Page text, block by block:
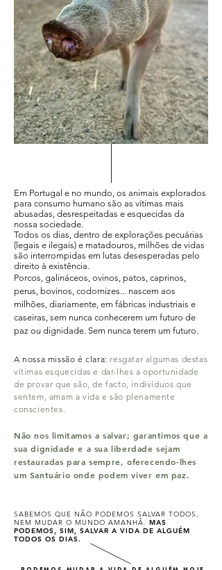
Em Portugal e no mundo, os animais explorados
para consumo humano são as vítimas mais
abusadas, desrespeitadas e esquecidas da
nossa sociedade.
Todos os dias, dentro de explorações pecuárias
(legais e ilegais) e matadouros, milhões de vidas
são interrompidas em lutas desesperadas pelo
direito à existência.
Porcos, galináceos, ovinos, patos, caprinos,
perus, bovinos, codornizes... nascem aos
milhões, diariamente, em fábricas industriais e
caseiras, sem nunca conhecerem um futuro de
paz ou dignidade. Sem nunca terem um futuro.
A nossa missão é clara: resgatar algumas destas
vítimas esquecidas e dar-lhes a oportunidade
de provar que são, de facto, indivíduos que
sentem, amam a vida e são plenamente
conscientes.
Não nos limitamos a salvar; garantimos que a
sua dignidade e a sua liberdade sejam
restauradas para sempre, oferecendo-lhes
um Santuário onde podem viver em paz.
SABEMOS QUE NÃO PODEMOS SALVAR TODOS,
NEM MUDAR O MUNDO AMANHÃ. MAS
PODEMOS, SIM, SALVAR A VIDA DE ALGUÉM
TODOS OS DIAS.